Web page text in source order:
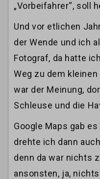
„Vorbeifahrer“, soll
Und vor etlichen
der Wende und ich
Fotograf, da hatte
Weg zu dem
war der Meinung,
Schleuse und die
Google Maps gab
drehte ich dann
denn da war nichts
ansonsten, ja,